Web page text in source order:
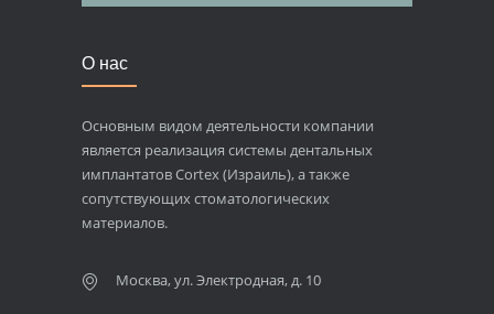
О нас
Основным видом деятельности компании
является реализация системы дентальных
имплантатов Cortex (Израиль), а также
сопутствующих стоматологических
материалов.
Москва, ул. Электродная, д. 10